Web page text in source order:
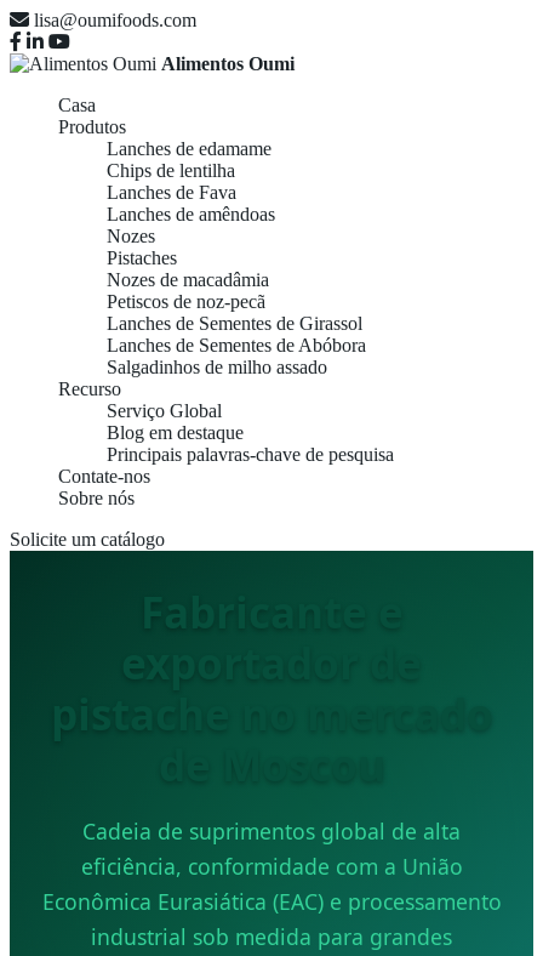
lisa@oumifoods.com
Alimentos Oumi
Casa
Produtos
Lanches de edamame
Chips de lentilha
Lanches de Fava
Lanches de amêndoas
Nozes
Pistaches
Nozes de macadâmia
Petiscos de noz-pecã
Lanches de Sementes de Girassol
Lanches de Sementes de Abóbora
Salgadinhos de milho assado
Recurso
Serviço Global
Blog em destaque
Principais palavras-chave de pesquisa
Contate-nos
Sobre nós
Solicite um catálogo
Fabricante e
exportador de
pistache no mercado
Cadeia de suprimentos global de alta
eficiência, conformidade com a União
Econômica Eurasiática (EAC) e processamento
industrial sob medida para grandes